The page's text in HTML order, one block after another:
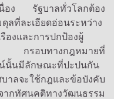
นื่อง รัฐบาลทั่วโลกต้อง
ลที่ละเอียดอ่อนระหว่าง
องและการปกป้องผู้
กรอบทางกฎหมายที่
น์นั้นมีลักษณะที่ปะปนกัน
บาลจะใช้กฎและข้อบังคับ
กทัศนคติทางวัฒนธรรม